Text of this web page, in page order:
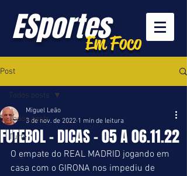
ESportesEm Foco
Post
Todos posts
Turfe
Todos posts
FUTEBOL - DICAS - 05 A 06.11.22
Miguel Leão
3 de nov. de 2022 1 min de leitura
O empate do REAL MADRID jogando em
casa com o GIRONA nos impediu de